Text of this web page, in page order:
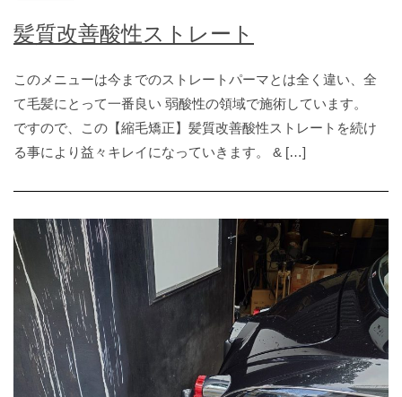
髪質改善酸性ストレート
このメニューは今までのストレートパーマとは全く違い、全
て毛髪にとって一番良い 弱酸性の領域で施術しています。
ですので、この【縮毛矯正】髪質改善酸性ストレートを続け
る事により益々キレイになっていきます。 & […]